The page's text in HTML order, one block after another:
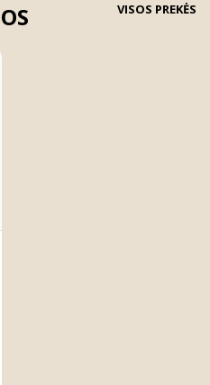
VISOS PREKĖS